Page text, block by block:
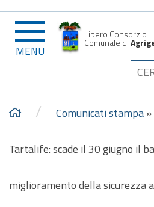
MENU
Libero Consorzio
Comunale di
/ Comunicati stampa»
Tartalife: scade il 30 giugno il
miglioramento della sicurezza